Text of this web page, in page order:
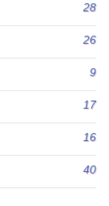
28
26
9
17
16
40